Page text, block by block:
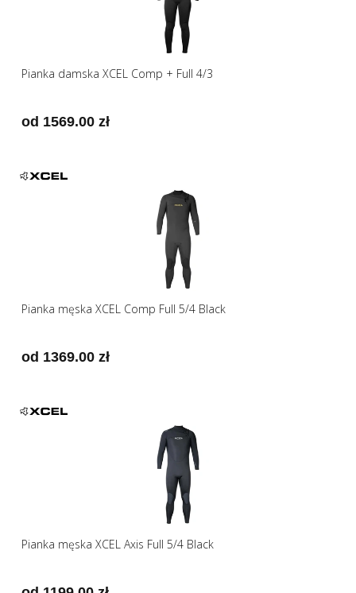
Pianka damska XCEL Comp + Full 4/3
od 1569.00 zł
Pianka męska XCEL Comp Full 5/4 Black
od 1369.00 zł
Pianka męska XCEL Axis Full 5/4 Black